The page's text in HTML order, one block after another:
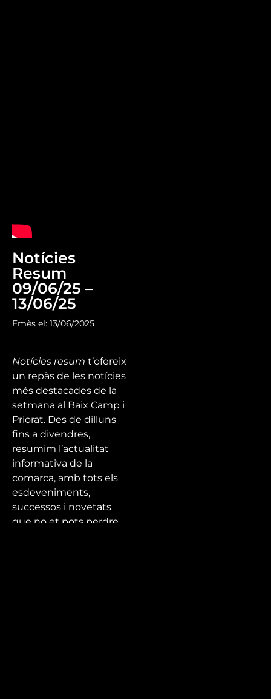
Notícies
Resum
09/06/25 –
13/06/25
Emès el: 13/06/2025
Notícies resum t’ofereix
un repàs de les notícies
més destacades de la
setmana al Baix Camp i
Priorat. Des de dilluns
fins a divendres,
resumim l’actualitat
informativa de la
comarca, amb tots els
esdeveniments,
successos i novetats
que no et pots perdre.